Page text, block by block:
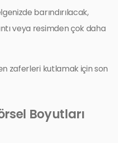
barındırılacak,
veya resimden çok daha
zaferleri kutlamak için son
Boyutları